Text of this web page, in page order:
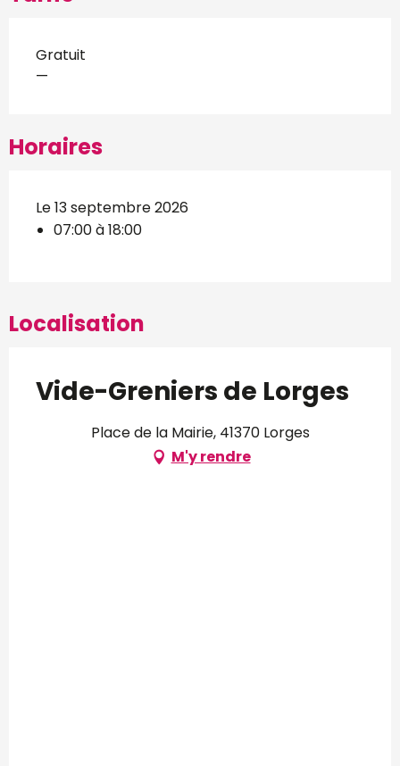
Gratuit
—
Horaires
Le 13 septembre 2026
07:00 à 18:00
Localisation
Vide-Greniers de Lorges
Place de la Mairie, 41370 Lorges
M'y rendre